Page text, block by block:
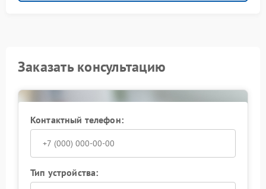
Заказать консультацию
Контактный телефон:
Тип устройства: